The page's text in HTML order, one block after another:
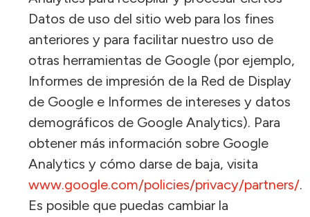
Datos de uso del sitio web para los fines
anteriores y para facilitar nuestro uso de
otras herramientas de Google (por ejemplo,
Informes de impresión de la Red de Display
de Google e Informes de intereses y datos
demográficos de Google Analytics). Para
obtener más información sobre Google
Analytics y cómo darse de baja, visita
www.google.com/policies/privacy/partners/.
Es posible que puedas cambiar la